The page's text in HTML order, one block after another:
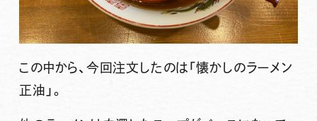
この中から、今回注文したのは 「懐かしのラーメン
正油」 。